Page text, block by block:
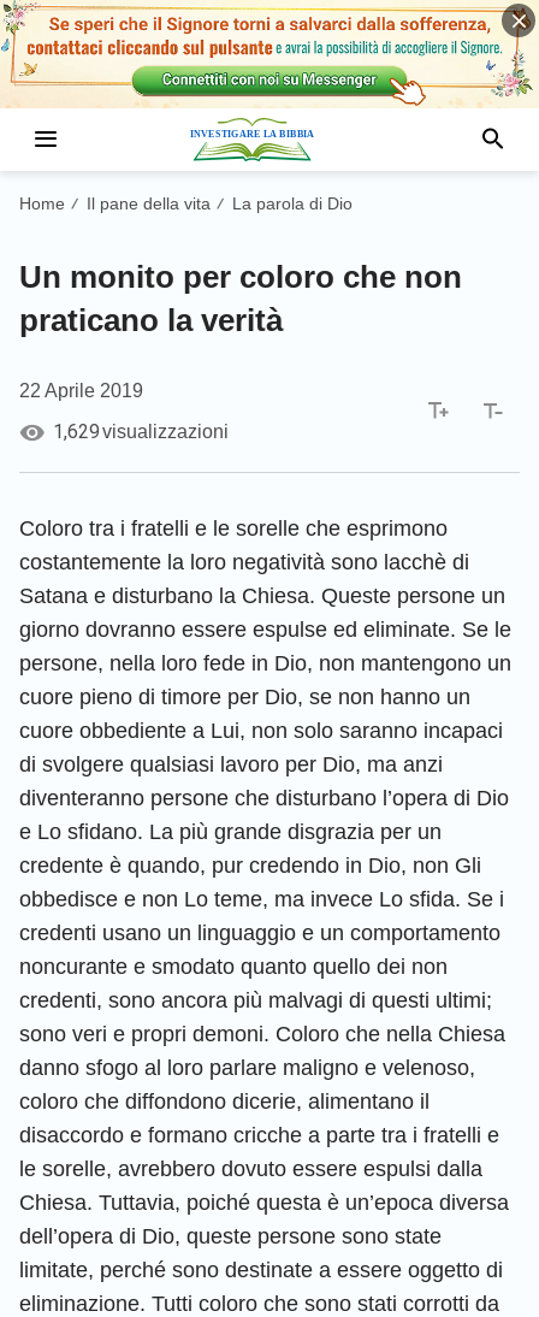
Home / Il pane della vita / La parola di Dio
Un monito per coloro che non
praticano la verità
22 Aprile 2019
1,629visualizzazioni
Coloro tra i fratelli e le sorelle che esprimono
costantemente la loro negatività sono lacchè di
Satana e disturbano la Chiesa. Queste persone un
giorno dovranno essere espulse ed eliminate. Se le
persone, nella loro fede in Dio, non mantengono un
cuore pieno di timore per Dio, se non hanno un
cuore obbediente a Lui, non solo saranno incapaci
di svolgere qualsiasi lavoro per Dio, ma anzi
diventeranno persone che disturbano l’opera di Dio
e Lo sfidano. La più grande disgrazia per un
credente è quando, pur credendo in Dio, non Gli
obbedisce e non Lo teme, ma invece Lo sfida. Se i
credenti usano un linguaggio e un comportamento
noncurante e smodato quanto quello dei non
credenti, sono ancora più malvagi di questi ultimi;
sono veri e propri demoni. Coloro che nella Chiesa
danno sfogo al loro parlare maligno e velenoso,
coloro che diffondono dicerie, alimentano il
disaccordo e formano cricche a parte tra i fratelli e
le sorelle, avrebbero dovuto essere espulsi dalla
Chiesa. Tuttavia, poiché questa è un’epoca diversa
dell’opera di Dio, queste persone sono state
limitate, perché sono destinate a essere oggetto di
eliminazione. Tutti coloro che sono stati corrotti da